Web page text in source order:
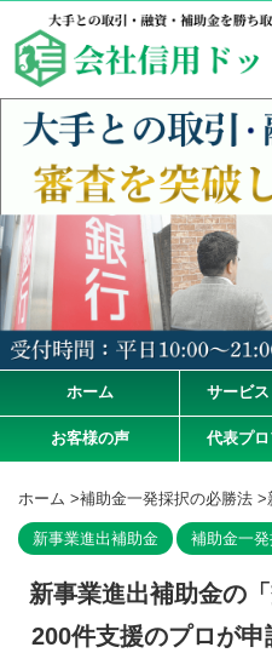
ホーム サービ
お客様の声 代表プ
ホーム >補助金一発採択の必勝法 >
新事業進出補助金 補助金一
新事業進出補助金の
200件支援のプロが